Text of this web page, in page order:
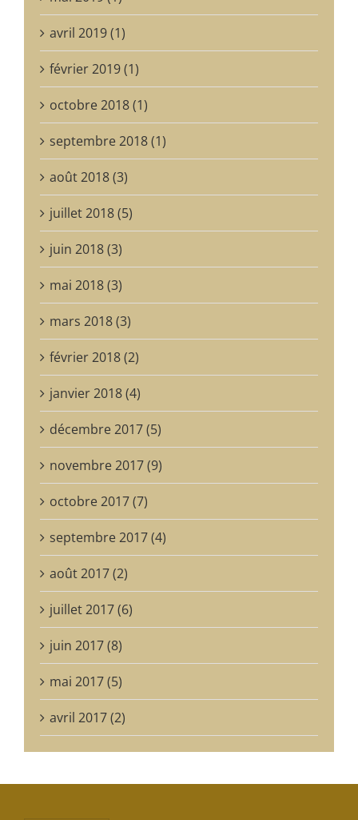
avril 2019 (1)
février 2019 (1)
octobre 2018 (1)
septembre 2018 (1)
août 2018 (3)
juillet 2018 (5)
juin 2018 (3)
mai 2018 (3)
mars 2018 (3)
février 2018 (2)
janvier 2018 (4)
décembre 2017 (5)
novembre 2017 (9)
octobre 2017 (7)
septembre 2017 (4)
août 2017 (2)
juillet 2017 (6)
juin 2017 (8)
mai 2017 (5)
avril 2017 (2)